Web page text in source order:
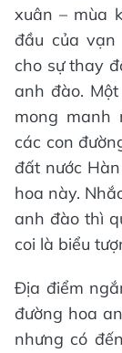
xuân – mùa
đầu của
cho sự thay
anh đào.
mong manh
các con
đất nước
hoa này.
anh đào thì
coi là biểu
Địa điểm
đường hoa
nhưng có